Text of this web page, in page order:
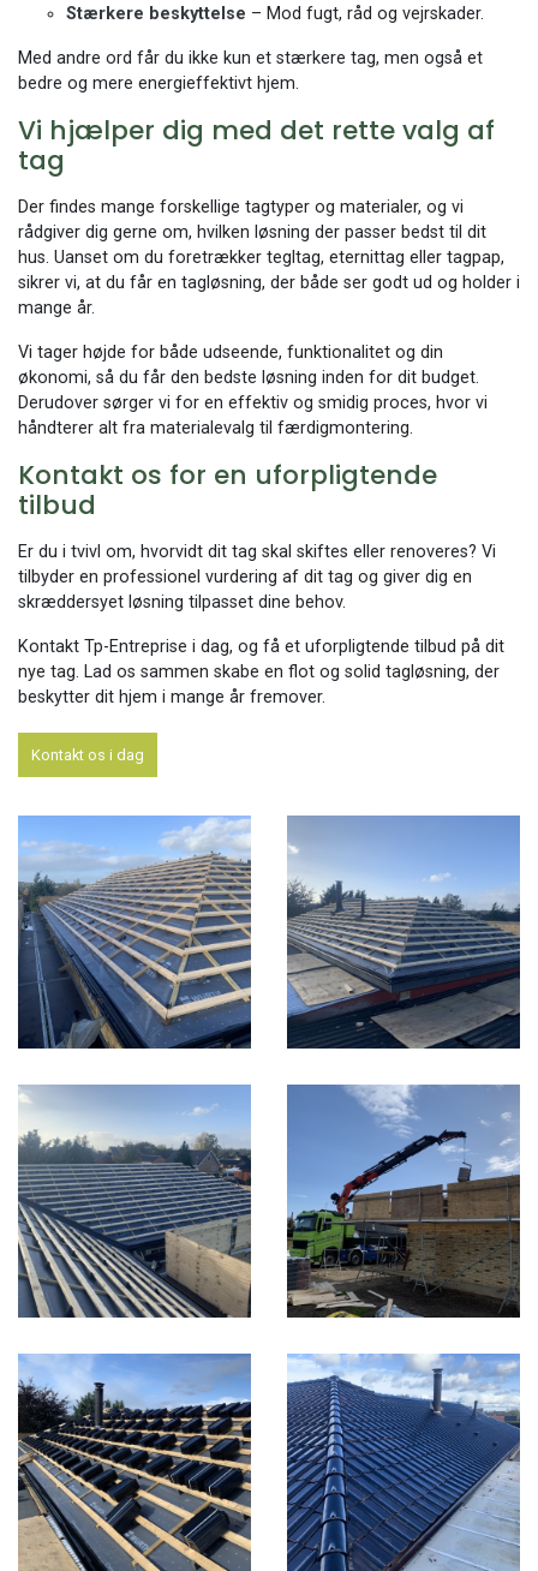
Stærkere beskyttelse – Mod fugt, råd og vejrskader.
Med andre ord får du ikke kun et stærkere tag, men også et
bedre og mere energieffektivt hjem.
Vi hjælper dig med det rette valg af
tag
Der findes mange forskellige tagtyper og materialer, og vi
rådgiver dig gerne om, hvilken løsning der passer bedst til dit
hus. Uanset om du foretrækker tegltag, eternittag eller tagpap,
sikrer vi, at du får en tagløsning, der både ser godt ud og holder i
mange år.
Vi tager højde for både udseende, funktionalitet og din
økonomi, så du får den bedste løsning inden for dit budget.
Derudover sørger vi for en effektiv og smidig proces, hvor vi
håndterer alt fra materialevalg til færdigmontering.
Kontakt os for en uforpligtende
tilbud
Er du i tvivl om, hvorvidt dit tag skal skiftes eller renoveres? Vi
tilbyder en professionel vurdering af dit tag og giver dig en
skræddersyet løsning tilpasset dine behov.
Kontakt Tp-Entreprise i dag, og få et uforpligtende tilbud på dit
nye tag. Lad os sammen skabe en flot og solid tagløsning, der
beskytter dit hjem i mange år fremover.
Kontakt os i dag